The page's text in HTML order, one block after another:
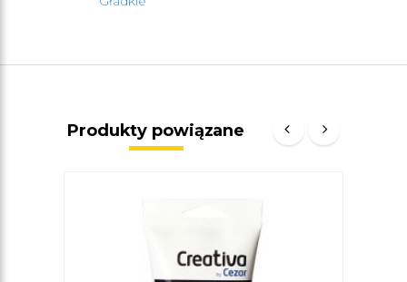
Produkty powiązane